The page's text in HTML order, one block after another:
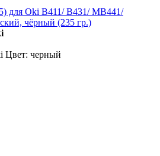
для Oki B411/ B431/ MB441/
чёрный (235 гр.)
Цвет: черный